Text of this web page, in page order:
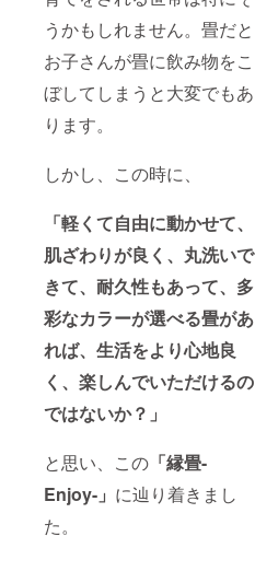
うかもしれません。畳だと
お子さんが畳に飲み物をこ
ぼしてしまうと大変でもあ
ります。
しかし、この時に、
「軽くて自由に動かせて、
肌ざわりが良く、丸洗いで
きて、耐久性もあって、多
彩なカラーが選べる畳があ
れば、生活をより心地良
く、楽しんでいただけるの
ではないか？」
と思い、この 「縁畳-
Enjoy-」 に辿り着きまし
た。